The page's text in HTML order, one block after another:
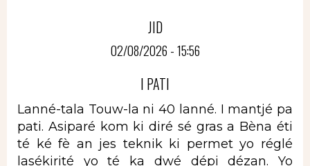
JID
02/08/2026 - 15:56
I PATI
Lanné-tala Touw-la ni 40 lanné. I mantjé pa
pati. Asiparé kom ki diré sé gras a Bèna éti
té ké fè an jes teknik ki permet yo réglé
lasékirité yo té ka dwé dépi dézan. Yo